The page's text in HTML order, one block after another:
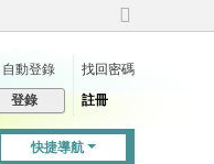
切
到
自動登錄
找回密碼
登錄 註冊
快捷導航